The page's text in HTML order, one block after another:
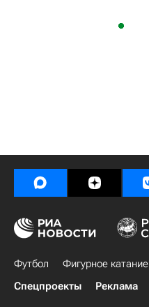
Футбол Фигурное катание
Спецпроекты
Реклама